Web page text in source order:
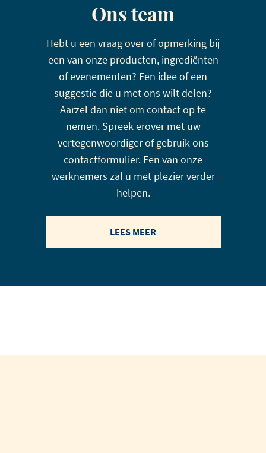
Ons team
Hebt u een vraag over of opmerking bij
een van onze producten, ingrediënten
of evenementen? Een idee of een
suggestie die u met ons wilt delen?
Aarzel dan niet om contact op te
nemen. Spreek erover met uw
vertegenwoordiger of gebruik ons
contactformulier. Een van onze
werknemers zal u met plezier verder
helpen.
LEES MEER